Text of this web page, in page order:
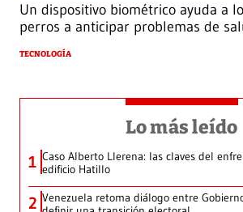
Un dispositivo biométrico ayuda a
perros a anticipar problemas de
TECNOLOGÍA
Lo más leído
1 Caso Alberto Llerena: las claves del
edificio Hatillo
2 Venezuela retoma diálogo entre